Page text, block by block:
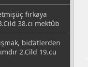
fırkaya
38.ci mektûb
bid’atlerden
2.Cild 19.cu